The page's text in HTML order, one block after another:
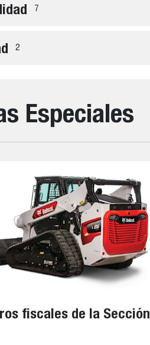
7
2
Especiales
fiscales de la Sección